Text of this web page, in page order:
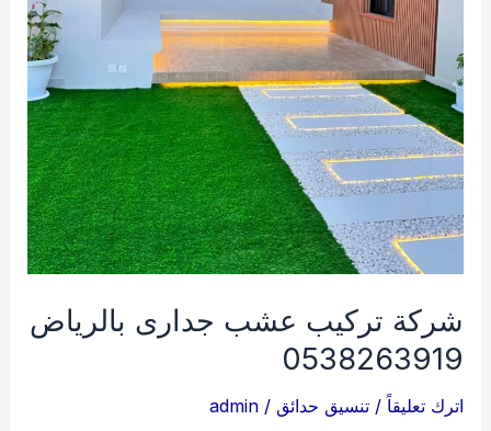
شركة تركيب عشب جدارى بالرياض
0538263919
اترك تعليقاً /تنسيق حدائق /
admin